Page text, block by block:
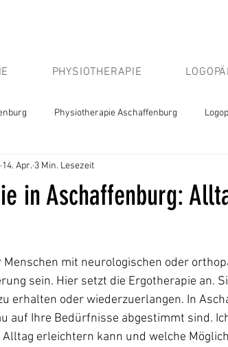
PHYSIOTHERAPIE
Physiotherapie Aschaffenburg
in Aschaffenburg:
14. Apr. 3 Min. Lesezeit
mit neurologischen oder
sein. Hier setzt die Ergotherapie an.
erhalten oder wiederzuerlangen. In
auf Ihre Bedürfnisse abgestimmt sind.
erleichtern kann und welche